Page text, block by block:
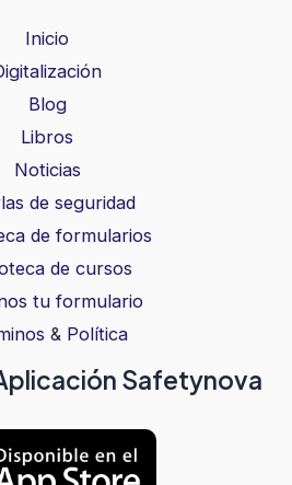
Inicio
Blog
Libros
Noticias
de seguridad
de formularios
de cursos
tu formulario
& Política
Safetynova